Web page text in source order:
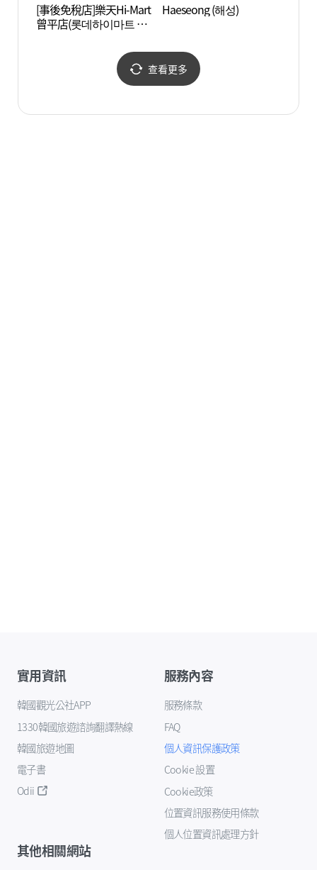
[事後免稅店]樂天Hi-Mart
曾平店(롯데하이마트 증
Haeseong (해성)
查看更多
實用資訊
韓國觀光公社APP
1330韓國旅遊諮詢翻譯熱線
韓國旅遊地圖
電子書
Odii
服務內容
服務條款
FAQ
個人資訊保護政策
Cookie 設置
Cookie政策
位置資訊服務使用條款
個人位置資訊處理方針
其他相關網站